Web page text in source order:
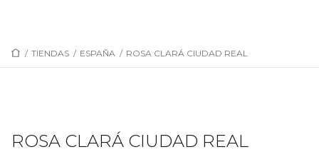
/ TIENDAS / ESPAÑA / ROSA CLARÁ CIUDAD REAL
ROSA CLARÁ CIUDAD REAL